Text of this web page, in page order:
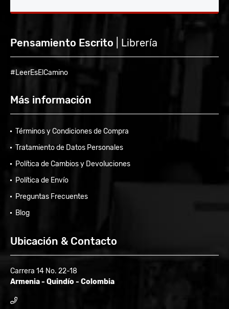
Pensamiento Escrito | Librería
#LeerEsElCamino
Más información
Términos y Condiciones de Compra
Tratamiento de Datos Personales
Política de Cambios y Devoluciones
Política de Envío
Preguntas Frecuentes
Blog
Ubicación & Contacto
Carrera 14 No. 22-18
Armenia - Quindío - Colombia